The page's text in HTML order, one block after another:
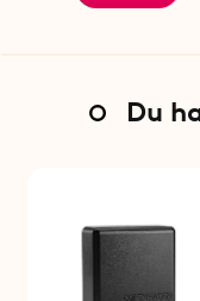
Specifikationer
Farve: Vælg mellem
Batterilevetid: 4 år
Mulighed for at skifte
Du